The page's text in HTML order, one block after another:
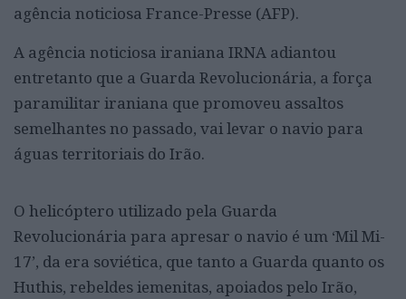
agência noticiosa France-Presse (AFP).
A agência noticiosa iraniana IRNA adiantou
entretanto que a Guarda Revolucionária, a força
paramilitar iraniana que promoveu assaltos
semelhantes no passado, vai levar o navio para
águas territoriais do Irão.
O helicóptero utilizado pela Guarda
Revolucionária para apresar o navio é um ‘Mil Mi-
17’, da era soviética, que tanto a Guarda quanto os
Huthis, rebeldes iemenitas, apoiados pelo Irão,